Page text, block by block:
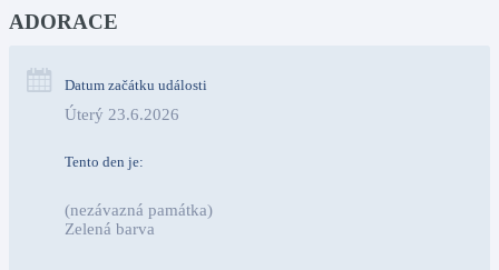
ADORACE
Datum začátku události
Úterý 23.6.2026
Tento den je:
(nezávazná památka)
Zelená barva